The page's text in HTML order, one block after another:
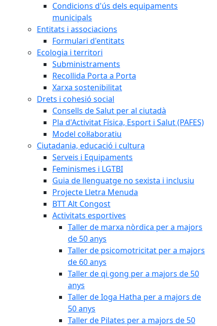
Condicions d'ús dels equipaments
municipals
Entitats i associacions
Formulari d'entitats
Ecologia i territori
Subministraments
Recollida Porta a Porta
Xarxa sostenibilitat
Drets i cohesió social
Consells de Salut per al ciutadà
Pla d'Activitat Física, Esport i Salut (PAFES)
Model col·laboratiu
Ciutadania, educació i cultura
Serveis i Equipaments
Feminismes i LGTBI
Guia de llenguatge no sexista i inclusiu
Projecte Lletra Menuda
BTT Alt Congost
Activitats esportives
Taller de marxa nòrdica per a majors
de 50 anys
Taller de psicomotricitat per a majors
de 60 anys
Taller de qi gong per a majors de 50
anys
Taller de Ioga Hatha per a majors de
50 anys
Taller de Pilates per a majors de 50